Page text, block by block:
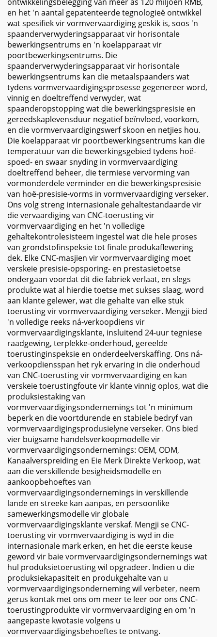
en het 'n aantal gepatenteerde tegnologieë ontwikkel
wat spesifiek vir vormvervaardiging geskik is, soos 'n
spaanderverwyderingsapparaat vir horisontale
bewerkingsentrums en 'n koelapparaat vir
poortbewerkingsentrums. Die
spaanderverwyderingsapparaat vir horisontale
bewerkingsentrums kan die metaalspaanders wat
tydens vormvervaardigingsprosesse gegenereer word,
vinnig en doeltreffend verwyder, wat
spaanderopstopping wat die bewerkingspresisie en
gereedskaplevensduur negatief beïnvloed, voorkom,
en die vormvervaardigingswerf skoon en netjies hou.
Die koelapparaat vir poortbewerkingsentrums kan die
temperatuur van die bewerkingsgebied tydens hoë-
spoed- en swaar snyding in vormvervaardiging
doeltreffend beheer, die termiese vervorming van
vormonderdele verminder en die bewerkingspresisie
van hoë-presisie-vorms in vormvervaardiging verseker.
Ons volg streng internasionale gehaltestandaarde vir
die vervaardiging van CNC-toerusting vir
vormvervaardiging en het 'n volledige
gehaltekontrolesisteem ingestel wat die hele proses
van grondstofinspeksie tot finale produkaflewering
dek. Elke CNC-masjien vir vormvervaardiging moet
verskeie presisie-opsporing- en prestasietoetse
ondergaan voordat dit die fabriek verlaat, en slegs
produkte wat al hierdie toetse met sukses slaag, word
aan klante gelewer, wat die gehalte van elke stuk
toerusting vir vormvervaardiging verseker. Mengji bied
'n volledige reeks ná-verkoopdiens vir
vormvervaardigingsklante, insluitend 24-uur tegniese
raadgewing, terplekke-onderhoud, gereelde
toerustinginspeksie en onderdeelverskaffing. Ons ná-
verkoopdiensspan het ryk ervaring in die onderhoud
van CNC-toerusting vir vormvervaardiging en kan
verskeie toerustingfoute vir klante vinnig oplos, wat die
produksiestaking van
vormvervaardigingsondernemings tot 'n minimum
beperk en die voortdurende en stabiele bedryf van
vormvervaardigingsprodusielyne verseker. Ons bied
vier buigsame handelsverkoopmodelle vir
vormvervaardigingsondernemings: OEM, ODM,
Kanaalverspreiding en Eie Merk Direkte Verkoop, wat
aan die verskillende besigheidsmodelle en
aankoopbehoeftes van
vormvervaardigingsondernemings in verskillende
lande en streeke kan aanpas, en persoonlike
samewerkingsmodelle vir globale
vormvervaardigingsklante verskaf. Mengji se CNC-
toerusting vir vormvervaardiging is wyd in die
internasionale mark erken, en het die eerste keuse
geword vir baie vormvervaardigingsondernemings wat
hul produksietoerusting wil opgradeer. Indien u die
produksiekapasiteit en produkgehalte van u
vormvervaardigingsonderneming wil verbeter, neem
gerus kontak met ons om meer te leer oor ons CNC-
toerustingprodukte vir vormvervaardiging en om 'n
aangepaste kwotasie volgens u
vormvervaardigingsbehoeftes te ontvang.